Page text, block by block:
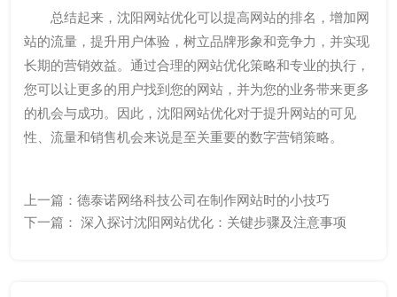
总结起来，沈阳网站优化可以提高网站的排名，增加网
站的流量，提升用户体验，树立品牌形象和竞争力，并实现
长期的营销效益。通过合理的网站优化策略和专业的执行，
您可以让更多的用户找到您的网站，并为您的业务带来更多
的机会与成功。因此，沈阳网站优化对于提升网站的可见
性、流量和销售机会来说是至关重要的数字营销策略。
上一篇： 德泰诺网络科技公司在制作网站时的小技巧
下一篇： 深入探讨沈阳网站优化：关键步骤及注意事项